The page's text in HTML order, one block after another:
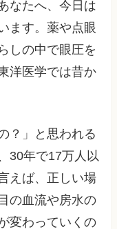
なたへ、今日は
ます。薬や点眼
しの中で眼圧を
洋医学では昔か
？」と思われる
30年で17万人以
えば、正しい場
の血流や房水の
変わっていくの